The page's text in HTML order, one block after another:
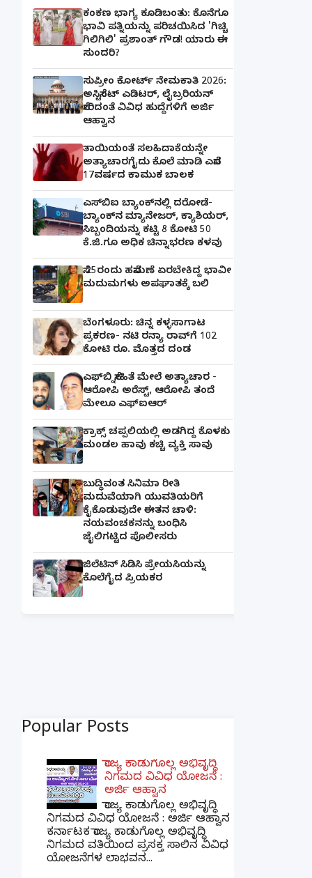
ಕಂಕಣ ಭಾಗ್ಯ ಕೂಡಿಬಂತು: ಕೊನೆಗೂ
ಭಾವಿ ಪತ್ನಿಯನ್ನು ಪರಿಚಯಿಸಿದ 'ಗಿಚ್ಚಿ
ಗಿಲಿಗಿಲಿ' ಪ್ರಶಾಂತ್ ಗೌಡ! ಯಾರು ಈ
ಸುಂದರಿ?
ಸುಪ್ರೀಂ ಕೋರ್ಟ್ ನೇಮಕಾತಿ 2026:
ಅಸಿಸ್ಟೆಂಟ್ ಎಡಿಟರ್, ಲೈಬ್ರರಿಯನ್
ಸೇರಿದಂತೆ ವಿವಿಧ ಹುದ್ದೆಗಳಿಗೆ ಅರ್ಜಿ
ಆಹ್ವಾನ
ತಾಯಿಯಂತೆ ಸಲಹಿದಾಕೆಯನ್ನೇ
ಅತ್ಯಾಚಾರಗೈದು ಕೊಲೆ ಮಾಡಿ ಎಸೆದ
17ವರ್ಷದ ಕಾಮುಕ ಬಾಲಕ
ಎಸ್‌ಬಿಐ ಬ್ಯಾಂಕ್‌ನಲ್ಲಿ‌ ದರೋಡೆ-
ಬ್ಯಾಂಕ್​ನ ಮ್ಯಾನೇಜರ್‌, ಕ್ಯಾಶಿಯರ್‌,
ಸಿಬ್ಬಂದಿಯನ್ನು ಕಟ್ಟಿ 8 ಕೋಟಿ 50
ಕೆ.ಜಿ.ಗೂ ಅಧಿಕ ಚಿನ್ನಾಭರಣ ಕಳವು
ಸೆ.25ರಂದು ಹಸೆಮಣೆ ಏರಬೇಕಿದ್ದ ಭಾವೀ
ಮದುಮಗಳು ಅಪಘಾತಕ್ಕೆ ಬಲಿ
ಬೆಂಗಳೂರು: ಚಿನ್ನ ಕಳ್ಳಸಾಗಾಟ
ಪ್ರಕರಣ- ನಟಿ ರನ್ಯಾ ರಾವ್‌ಗೆ 102
ಕೋಟಿ ರೂ. ಮೊತ್ತದ ದಂಡ
ಎಫ್‌ಬಿ ಸ್ನೇಹಿತೆ ಮೇಲೆ ಅತ್ಯಾಚಾರ -
ಆರೋಪಿ ಅರೆಸ್ಟ್, ಆರೋಪಿ ತಂದೆ
ಮೇಲೂ ಎಫ್ಐಆರ್
ಕ್ರಾಕ್ಸ್ ಚಪ್ಪಲಿಯಲ್ಲಿ ಅಡಗಿದ್ದ ಕೊಳಕು
ಮಂಡಲ ಹಾವು ಕಚ್ಚಿ ವ್ಯಕ್ತಿ ಸಾವು
ಬುದ್ಧಿವಂತ ಸಿನಿಮಾ ರೀತಿ
ಮದುವೆಯಾಗಿ ಯುವತಿಯರಿಗೆ
ಕೈಕೊಡುವುದೇ ಈತನ ಚಾಳಿ:
ನಯವಂಚಕನನ್ನು ಬಂಧಿಸಿ
ಜೈಲಿಗಟ್ಟಿದ ಪೊಲೀಸರು
ಜಿಲೆಟಿನ್ ಸಿಡಿಸಿ ಪ್ರೇಯಸಿಯನ್ನು
ಕೊಲೆಗೈದ ಪ್ರಿಯಕರ
Popular Posts
ರಾಜ್ಯ ಕಾಡುಗೊಲ್ಲ ಅಭಿವೃದ್ಧಿ
ನಿಗಮದ ವಿವಿಧ ಯೋಜನೆ :
ಅರ್ಜಿ ಆಹ್ವಾನ
ರಾಜ್ಯ ಕಾಡುಗೊಲ್ಲ ಅಭಿವೃದ್ಧಿ
ನಿಗಮದ ವಿವಿಧ ಯೋಜನೆ : ಅರ್ಜಿ ಆಹ್ವಾನ
ಕರ್ನಾಟಕ ರಾಜ್ಯ ಕಾಡುಗೊಲ್ಲ ಅಭಿವೃದ್ಧಿ
ನಿಗಮದ ವತಿಯಿಂದ ಪ್ರಸಕ್ತ ಸಾಲಿನ ವಿವಿಧ
ಯೋಜನೆಗಳ ಲಾಭವನ...